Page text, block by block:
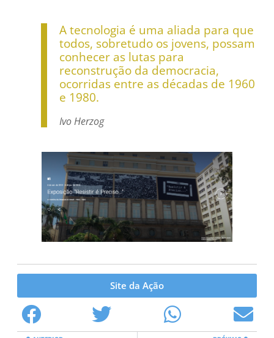
A tecnologia é uma aliada para que
todos, sobretudo os jovens, possam
conhecer as lutas para
reconstrução da democracia,
ocorridas entre as décadas de 1960
e 1980.
Ivo Herzog
Site da Ação